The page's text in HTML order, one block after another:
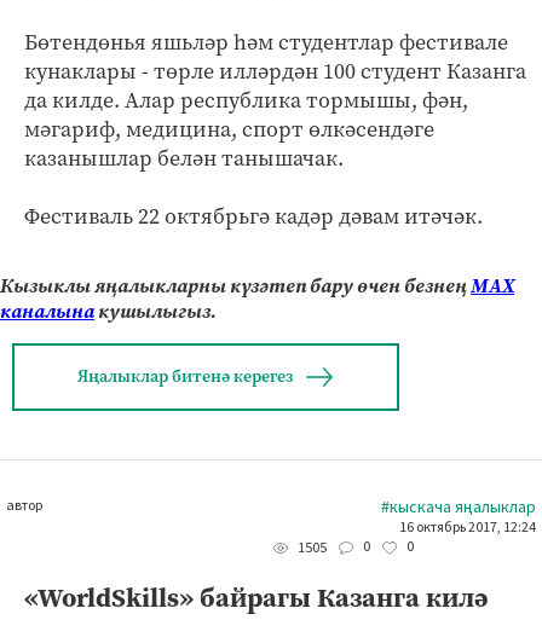
Бөтендөнья яшьләр һәм студентлар фестивале
кунаклары - төрле илләрдән 100 студент Казанга
да килде. Алар республика тормышы, фән,
мәгариф, медицина, спорт өлкәсендәге
казанышлар белән танышачак.
Фестиваль 22 октябрьгә кадәр дәвам итәчәк.
Кызыклы яңалыкларны күзәтеп бару өчен безнеңМАХ
каналынакушылыгыз.
Яңалыклар битенә керегез
автор #кыскача яңалыклар
16 октябрь 2017, 12:24
1505
0 0
«WorldSkills» байрагы Казанга килә